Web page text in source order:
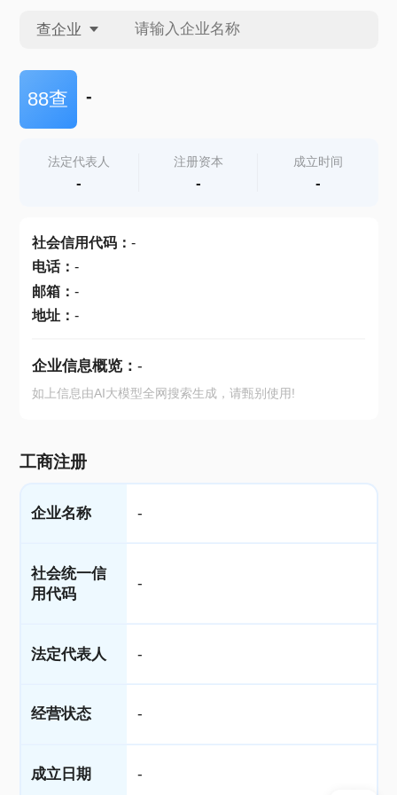
查企业
查企业
查产地
88查 -
法定代表人
-
注册资本
-
成立时间
-
社会信用代码： -
电话： -
邮箱： -
地址： -
企业信息概览： -
如上信息由AI大模型全网搜索生成，请甄别使用!
工商注册
企业名称 -
社会统一信
用代码
-
法定代表人 -
经营状态 -
成立日期 -